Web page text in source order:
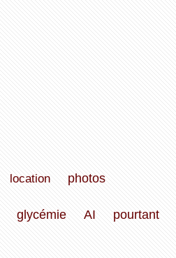
location
photos
glycémie AI pourtant